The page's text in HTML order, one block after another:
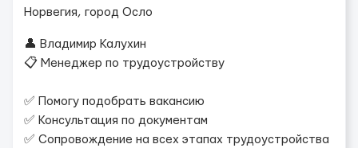
Норвегия, город Осло
👤 Владимир Калухин
📋 Менеджер по трудоустройству
✅ Помогу подобрать вакансию
✅ Консультация по документам
✅ Сопровождение на всех этапах трудоустройства